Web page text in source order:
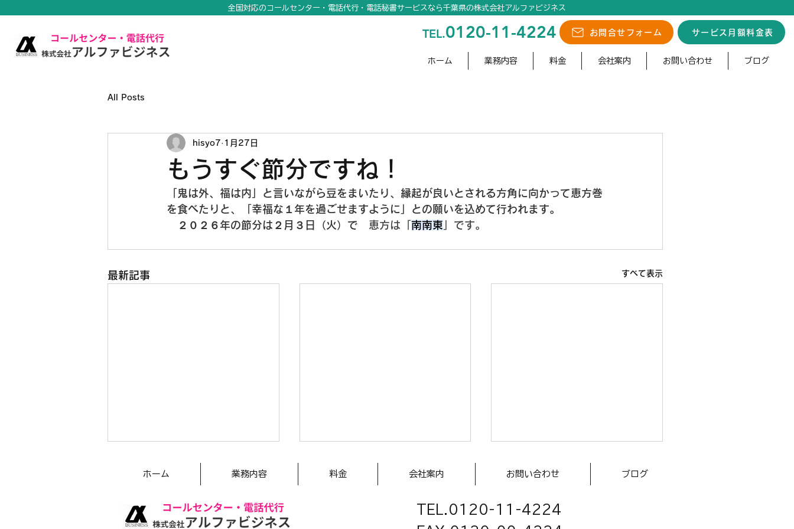
全国対応のコールセンター・電話代行・電話秘書サービスなら千葉県の株式会社アルファビジネス
TEL.0120-11-4224 お問合せフォーム サービス月額料金表
ホーム 業務内容 料金 会社案内 お問い合わせ ブログ
All Posts
もうすぐ節分ですね！
hisyo7 1月27日
「鬼は外、福は内」と言いながら豆をまいたり、縁起が良いとされる方角に向かって恵方巻
を食べたりと、「幸福な １ 年を過ごせますように」との願いを込めて行われます。
２０２６年の節分は２月３日（火）で 恵方は「 南南東 」です。
最新記事 すべて表示
夏季休業のご案内
ありがとうございます。 誠に勝
手ながら、弊社では下記の期間、
大切なお客様のサポート窓口
として、日曜・祝日も午後8
「各種お問い合せ」「情報案内」
弁護士事務所・司法書士事務
所・行政書士事務所などの士
業の先生方からのご利用が増
士業の現場では、 少人数で事務
ホーム 業務内容 料金 会社案内 お問い合わせ ブログ
TEL.0120-11-4224